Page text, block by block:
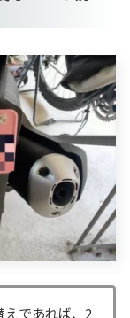
であれば、2